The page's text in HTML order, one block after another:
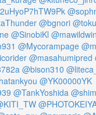
@bgnori
@SinobiKl
@Mycorampage
@masahumipred
@bison310 @liteca_
@YK00000YK
@TankYoshida